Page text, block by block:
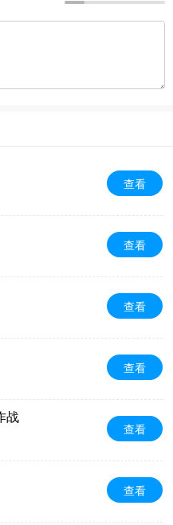
查看
查看
查看
查看
战
查看
查看